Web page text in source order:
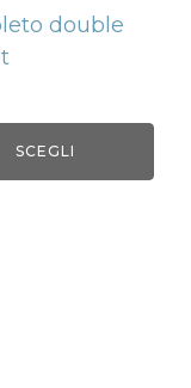
double
SCEGLI